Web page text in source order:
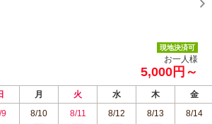
現地決済可
お一人様
5,000円～
月 火 水 木
金
8/10 8/11 8/12 8/13 8/14